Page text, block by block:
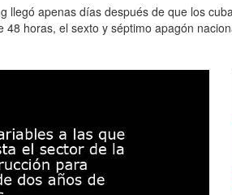
llegó apenas días después de que los
48 horas, el sexto y séptimo apagón